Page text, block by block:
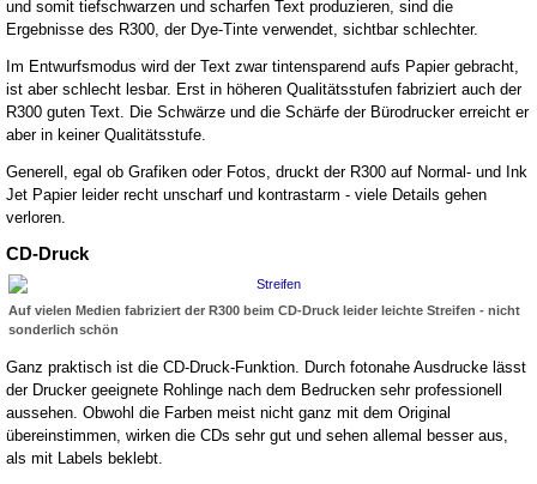
und somit tiefschwarzen und scharfen Text produzieren, sind die
Ergebnisse des R300, der Dye-Tinte verwendet, sichtbar schlechter.
Im Entwurfsmodus wird der Text zwar tintensparend aufs Papier gebracht,
ist aber schlecht lesbar. Erst in höheren Qualitätsstufen fabriziert auch der
R300 guten Text. Die Schwärze und die Schärfe der Bürodrucker erreicht er
aber in keiner Qualitätsstufe.
Generell, egal ob Grafiken oder Fotos, druckt der R300 auf Normal- und Ink
Jet Papier leider recht unscharf und kontrastarm - viele Details gehen
verloren.
CD-Druck
Auf vielen Medien fabriziert der R300 beim CD-Druck leider leichte Streifen - nicht
sonderlich schön
Ganz praktisch ist die CD-Druck-Funktion. Durch fotonahe Ausdrucke lässt
der Drucker geeignete Rohlinge nach dem Bedrucken sehr professionell
aussehen. Obwohl die Farben meist nicht ganz mit dem Original
übereinstimmen, wirken die CDs sehr gut und sehen allemal besser aus,
als mit Labels beklebt.